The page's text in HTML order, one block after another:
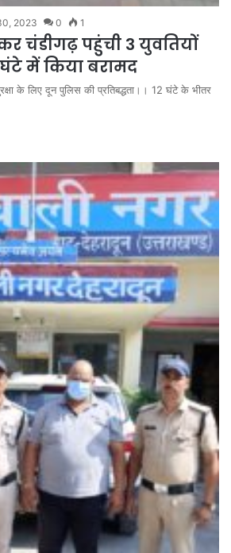
2023 0 1
चंडीगढ़ पहुंची 3 युवतियों
में किया बरामद
के लिए दून पुलिस की प्रतिबद्धता।। 12 घंटे के भीतर